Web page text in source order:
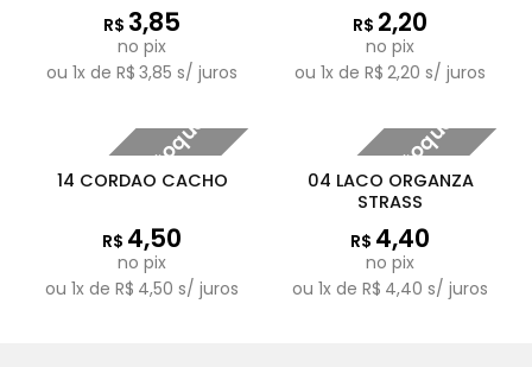
R$ 3,85
no pix
ou 1x de R$ 3,85 s/ juros
R$ 2,20
no pix
ou 1x de R$ 2,20 s/ juros
Fora de estoque
14 CORDAO CACHO
R$ 4,50
no pix
ou 1x de R$ 4,50 s/ juros
Fora de estoque
04 LACO ORGANZA
STRASS
R$ 4,40
no pix
ou 1x de R$ 4,40 s/ juros